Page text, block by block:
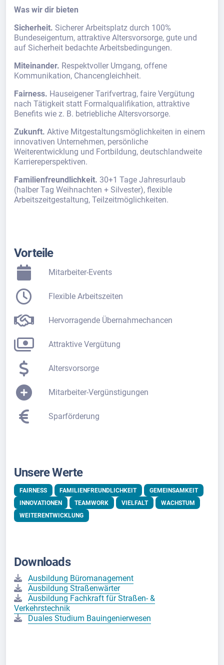
Was wir dir bieten
Sicherheit. Sicherer Arbeitsplatz durch 100%
Bundeseigentum, attraktive Altersvorsorge, gute und
auf Sicherheit bedachte Arbeitsbedingungen.
Miteinander. Respektvoller Umgang, offene
Kommunikation, Chancengleichheit.
Fairness. Hauseigener Tarifvertrag, faire Vergütung
nach Tätigkeit statt Formalqualifikation, attraktive
Benefits wie z. B. betriebliche Altersvorsorge.
Zukunft. Aktive Mitgestaltungsmöglichkeiten in einem
innovativen Unternehmen, persönliche
Weiterentwicklung und Fortbildung, deutschlandweite
Karriereperspektiven.
Familienfreundlichkeit. 30+1 Tage Jahresurlaub
(halber Tag Weihnachten + Silvester), flexible
Arbeitszeitgestaltung, Teilzeitmöglichkeiten.
Vorteile
Mitarbeiter-Events
Flexible Arbeitszeiten
Hervorragende Übernahmechancen
Attraktive Vergütung
Altersvorsorge
Mitarbeiter-Vergünstigungen
Sparförderung
Unsere Werte
FAIRNESS FAMILIENFREUNDLICHKEIT
GEMEINSAMKEIT
INNOVATIONEN
TEAMWORK VIELFALT
WACHSTUM
WEITERENTWICKLUNG
Downloads
Ausbildung Büromanagement
Ausbildung Straßenwärter
Ausbildung Fachkraft für Straßen- &
Verkehrstechnik
Duales Studium Bauingenierwesen